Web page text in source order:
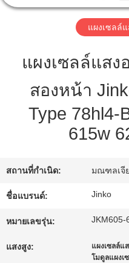
โรงงาน
ควบคุม
คุณภาพ
อ้าง
แผงเซลล์
แผงเซลล์แส
สองหน้า
Type 78hl4-
615w
สถานที่กำเนิด: มณฑลเจี
ชื่อแบรนด์: Jinko
หมายเลขรุ่น: JKM605-
แสงสูง: แผงเซลล์แ
โมดูลแผงเ